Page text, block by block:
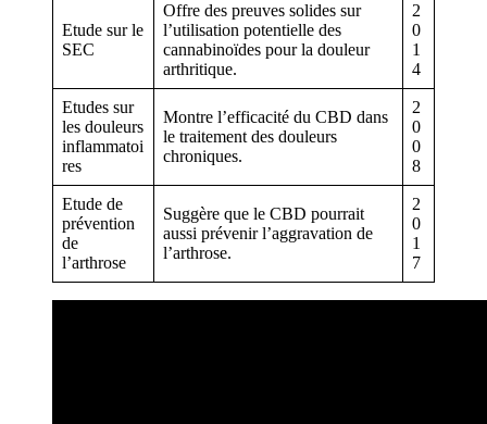
Etude sur le
SEC
Offre des preuves solides sur
l’utilisation potentielle des
cannabinoïdes pour la douleur
arthritique.
2
0
1
4
Etudes sur
les douleurs
inflammatoi
res
Montre l’efficacité du CBD dans
le traitement des douleurs
chroniques.
2
0
0
8
Etude de
prévention
de
l’arthrose
Suggère que le CBD pourrait
aussi prévenir l’aggravation de
l’arthrose.
2
0
1
7